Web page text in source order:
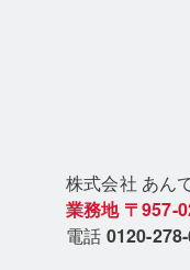
株式会社 あん
業務地 〒957-
電話 0120-